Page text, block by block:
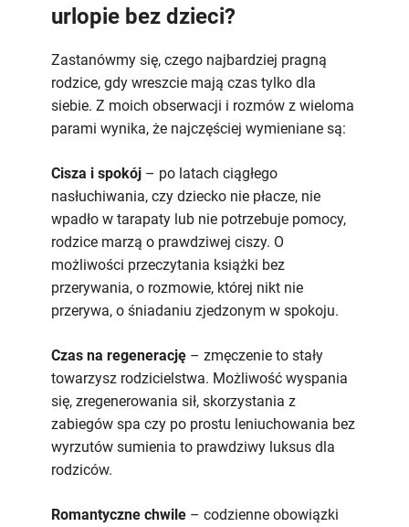
urlopie bez dzieci?
Zastanówmy się, czego najbardziej pragną
rodzice, gdy wreszcie mają czas tylko dla
siebie. Z moich obserwacji i rozmów z wieloma
parami wynika, że najczęściej wymieniane są:
Cisza i spokój – po latach ciągłego
nasłuchiwania, czy dziecko nie płacze, nie
wpadło w tarapaty lub nie potrzebuje pomocy,
rodzice marzą o prawdziwej ciszy. O
możliwości przeczytania książki bez
przerywania, o rozmowie, której nikt nie
przerywa, o śniadaniu zjedzonym w spokoju.
Czas na regenerację – zmęczenie to stały
towarzysz rodzicielstwa. Możliwość wyspania
się, zregenerowania sił, skorzystania z
zabiegów spa czy po prostu leniuchowania bez
wyrzutów sumienia to prawdziwy luksus dla
rodziców.
Romantyczne chwile – codzienne obowiązki